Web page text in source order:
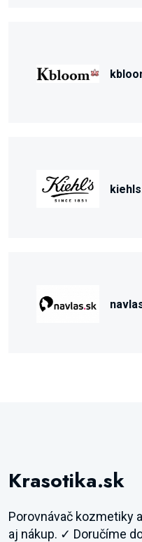
Krasotika.sk
Porovnávač kozmetiky
aj nákup. ✓ Doručíme